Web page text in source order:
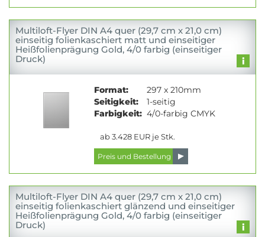
Multiloft-Flyer DIN A4 quer (29,7 cm x 21,0 cm)
einseitig folienkaschiert matt und einseitiger
Heißfolienprägung Gold, 4/0 farbig (einseitiger
Druck)
Format:
297 x 210mm
Seitigkeit:
1-seitig
Farbigkeit: 4/0-farbig CMYK
ab 3.428 EUR je Stk.
Multiloft-Flyer DIN A4 quer (29,7 cm x 21,0 cm)
einseitig folienkaschiert glänzend und einseitiger
Heißfolienprägung Gold, 4/0 farbig (einseitiger
Druck)